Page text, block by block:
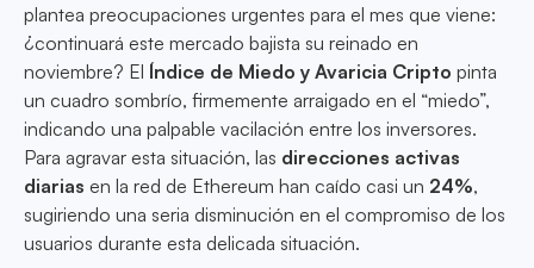
plantea preocupaciones urgentes para el mes que viene:
¿continuará este mercado bajista su reinado en
noviembre? El Índice de Miedo y Avaricia Cripto pinta
un cuadro sombrío, firmemente arraigado en el “miedo”,
indicando una palpable vacilación entre los inversores.
Para agravar esta situación, las direcciones activas
diarias en la red de Ethereum han caído casi un 24%,
sugiriendo una seria disminución en el compromiso de los
usuarios durante esta delicada situación.